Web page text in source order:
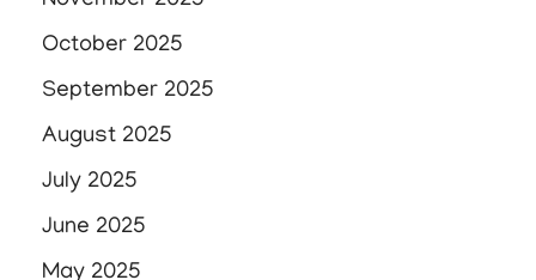
October 2025
September 2025
August 2025
July 2025
June 2025
May 2025